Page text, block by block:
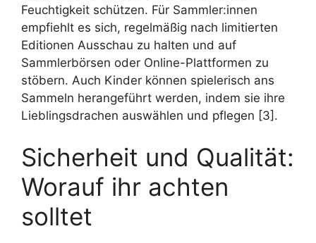
Feuchtigkeit schützen. Für Sammler:innen
empfiehlt es sich, regelmäßig nach limitierten
Editionen Ausschau zu halten und auf
Sammlerbörsen oder Online-Plattformen zu
stöbern. Auch Kinder können spielerisch ans
Sammeln herangeführt werden, indem sie ihre
Lieblingsdrachen auswählen und pflegen [3].
Sicherheit und Qualität:
Worauf ihr achten
solltet